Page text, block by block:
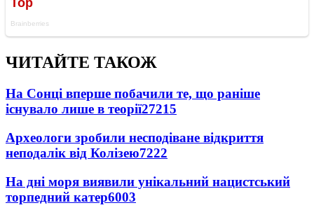
ЧИТАЙТЕ ТАКОЖ
На Сонці вперше побачили те, що раніше
існувало лише в теорії27215
Археологи зробили несподіване відкриття
неподалік від Колізею7222
На дні моря виявили унікальний нацистський
торпедний катер6003